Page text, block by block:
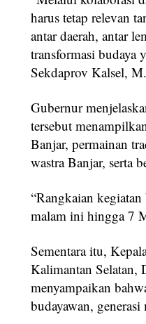
harus tetap relevan
antar daerah, antar
transformasi budaya
Sekdaprov Kalsel,
‎Gubernur
tersebut
Banjar, permainan
wastra Banjar, serta
‎“Rangkaian
malam ini hingga 7
‎Sementara itu,
Kalimantan Selatan,
menyampaikan
budayawan,